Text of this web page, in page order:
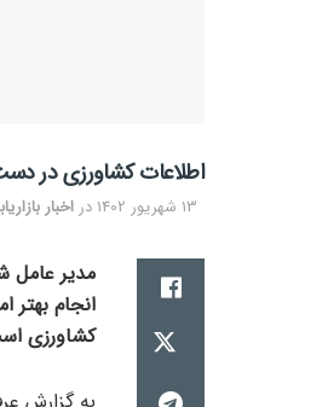
اطلاعات کشاورزی در
13 شهریور 1402 دراخبار
مدیر عامل
انجام بهتر
کشاورزی